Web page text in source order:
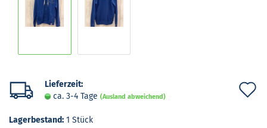
Lieferzeit:
ca. 3-4 Tage (Ausland abweichend)
Lagerbestand: 1 Stück